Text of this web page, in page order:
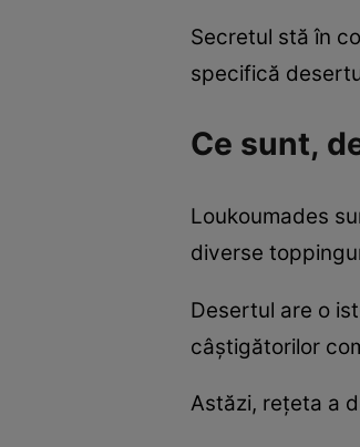
Secretul stă în
specifică
Ce sunt,
Loukoumades
diverse
Desertul are o
câștigătorilor
Astăzi, rețeta a